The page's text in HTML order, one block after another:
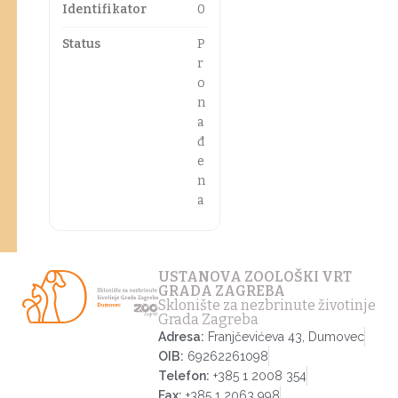
Identifikator 0
Status
P
r
o
n
a
đ
e
n
a
USTANOVA ZOOLOŠKI VRT
GRADA ZAGREBA
Sklonište za nezbrinute životinje
Grada Zagreba
Adresa: Franjčevićeva 43, Dumovec
OIB: 69262261098
Telefon: +385 1 2008 354